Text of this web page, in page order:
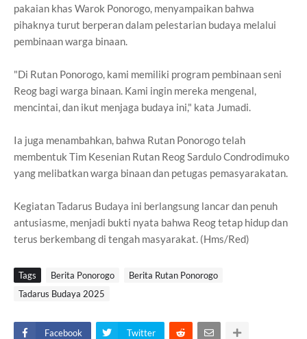
pakaian khas Warok Ponorogo, menyampaikan bahwa
pihaknya turut berperan dalam pelestarian budaya melalui
pembinaan warga binaan.
"Di Rutan Ponorogo, kami memiliki program pembinaan seni
Reog bagi warga binaan. Kami ingin mereka mengenal,
mencintai, dan ikut menjaga budaya ini," kata Jumadi.
Ia juga menambahkan, bahwa Rutan Ponorogo telah
membentuk Tim Kesenian Rutan Reog Sardulo Condrodimuko
yang melibatkan warga binaan dan petugas pemasyarakatan.
Kegiatan Tadarus Budaya ini berlangsung lancar dan penuh
antusiasme, menjadi bukti nyata bahwa Reog tetap hidup dan
terus berkembang di tengah masyarakat. (Hms/Red)
Tags Berita Ponorogo
Berita Rutan Ponorogo
Tadarus Budaya 2025
Facebook Twitter